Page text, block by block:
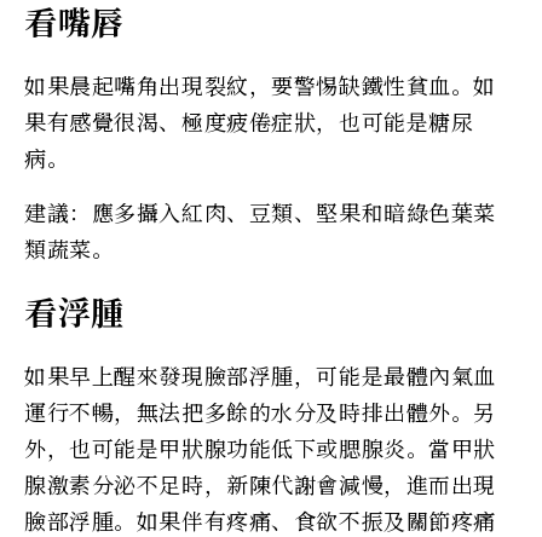
看嘴唇
如果晨起嘴角出現裂紋，要警惕缺鐵性貧血。如
果有感覺很渴、極度疲倦症狀，也可能是糖尿
病。
建議：應多攝入紅肉、豆類、堅果和暗綠色葉菜
類蔬菜。
看浮腫
如果早上醒來發現臉部浮腫，可能是最體內氣血
運行不暢，無法把多餘的水分及時排出體外。另
外，也可能是甲狀腺功能低下或腮腺炎。當甲狀
腺激素分泌不足時，新陳代謝會減慢，進而出現
臉部浮腫。如果伴有疼痛、食欲不振及關節疼痛